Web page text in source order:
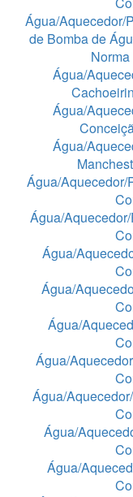
Água/Aquecedor/
de Bomba de
Norma
Água/
Água/
Água/
Água/Aquecedor/
Água/
Água/
Água/
Água/
Água/
Água/
Água/
Água/